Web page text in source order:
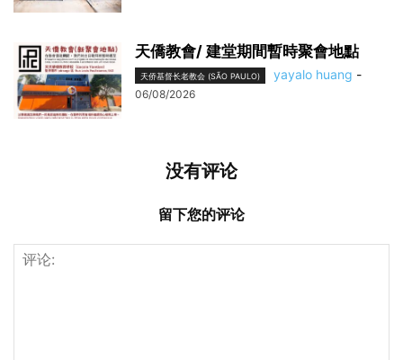
天僑教會/ 建堂期間暫時聚會地點
天侨基督长老教会 (SÃO PAULO) yayalo huang -
06/08/2026
没有评论
留下您的评论